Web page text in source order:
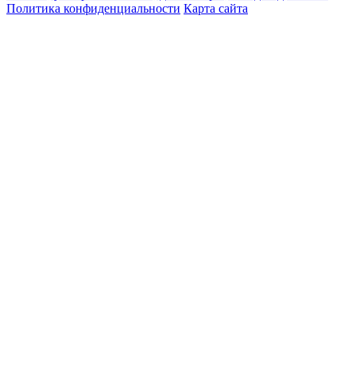
Политика конфиденциальности Карта сайта